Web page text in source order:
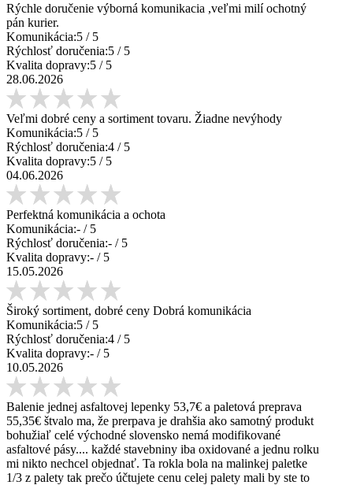
Rýchle doručenie výborná komunikacia ,veľmi milí ochotný
pán kurier.
Komunikácia:5 / 5
Rýchlosť doručenia:5 / 5
Kvalita dopravy:5 / 5
28.06.2026
Veľmi dobré ceny a sortiment tovaru. Žiadne nevýhody
Komunikácia:5 / 5
Rýchlosť doručenia:4 / 5
Kvalita dopravy:5 / 5
04.06.2026
Perfektná komunikácia a ochota
Komunikácia:- / 5
Rýchlosť doručenia:- / 5
Kvalita dopravy:- / 5
15.05.2026
Široký sortiment, dobré ceny Dobrá komunikácia
Komunikácia:5 / 5
Rýchlosť doručenia:4 / 5
Kvalita dopravy:- / 5
10.05.2026
Balenie jednej asfaltovej lepenky 53,7€ a paletová preprava
55,35€ štvalo ma, že prerpava je drahšia ako samotný produkt
bohužiaľ celé východné slovensko nemá modifikované
asfaltové pásy.... každé stavebniny iba oxidované a jednu rolku
mi nikto nechcel objednať. Ta rokla bola na malinkej paletke
1/3 z palety tak prečo účtujete cenu celej palety mali by ste to